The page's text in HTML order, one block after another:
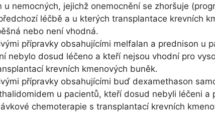
u nemocných, jejichž onemocnění se zhoršuje
léčbě a u kterých transplantace krevních
nebo není vhodná.
přípravky obsahujícími melfalan a prednison u
nebylo dosud léčeno a kteří nejsou vhodní pro
krevních kmenových buněk.
přípravky obsahujícími buď dexamethason
u pacientů, kteří dosud nebyli léčeni a
chemoterapie s transplantací krevních